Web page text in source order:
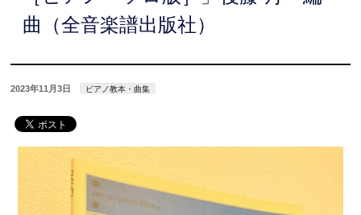
曲（全音楽譜出版社）
2023年11月3日 ピアノ教本・曲集